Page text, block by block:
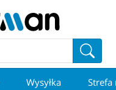
Wysyłka Strefa